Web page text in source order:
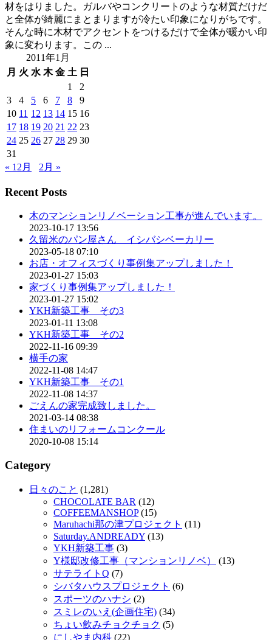
材をはりました。ガルバやコンクリートのような材質だけだ
と全体が綺麗にまとまりますが冷たい印象になりがちです。
そんな時に木材でアクセントをつけるだけで全体が暖かい印
象に変わります。この ...
2011年1月
月 火 水 木 金 土 日
1
2
3
4 5 6 7 8
9
10 11 12 13 14 15 16
17 18 19 20 21 22 23
24 25 26 27 28 29 30
31
« 12月
2月 »
Recent Posts
木のマンションリノベーション工事が進んでいます。
2023-10-17 13:56
久留米のパン屋さん イシバシベーカリー
2023-05-18 07:10
お店・オフィスづくり事例集アップしました！
2023-01-27 15:03
家づくり事例集アップしました！
2023-01-27 15:02
YKH新築工事 その3
2023-01-11 13:08
YKH新築工事 その2
2022-11-16 09:39
横手の家
2022-11-08 14:47
YKH新築工事 その1
2022-11-08 14:37
ごえんの家完成致しました。
2021-03-14 08:38
住まいのリフォームコンクール
2020-10-08 15:14
Category
日々のこと (1,281)
CHOCOLATE BAR (12)
COFFEEMANSHOP(15)
Maruhachi那の津プロジェクト (11)
Saturday.ANDREADY (13)
YKH新築工事 (3)
Y様邸改修工事（マンションリノベ）
(13)
サテライトQ (7)
シバタハウスプロジェクト (6)
スポーツのハナシ (2)
スミレのいえ(企画住宅) (34)
ちょい飲みチョクチョク (5)
にしやま内科 (22)